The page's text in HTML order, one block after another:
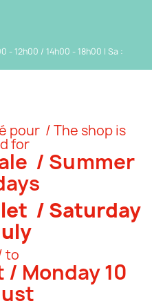
- 12h00 / 14h00 - 18h00 | Sa :
pour / The shop is
for
/ Summer
/ Saturday
to
/ Monday 10